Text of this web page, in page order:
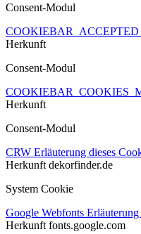
Consent-Modul
Herkunft
Consent-Modul
Herkunft
Consent-Modul
CRW Erläuterung dieses
Herkunft dekorfinder.de
System Cookie
Google Webfonts Erläuterung
Herkunft fonts.google.com